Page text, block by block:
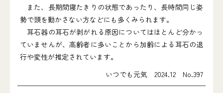
また、長期間寝たきりの状態であったり、長時間同じ姿
勢で頭を動かさない方などにも多くみられます。
耳石器の耳石が剥がれる原因についてはほとんど分かっ
ていませんが、高齢者に多いことから加齢による耳石の退
行や変性が推定されています。
いつでも元気 2024.12 No.397